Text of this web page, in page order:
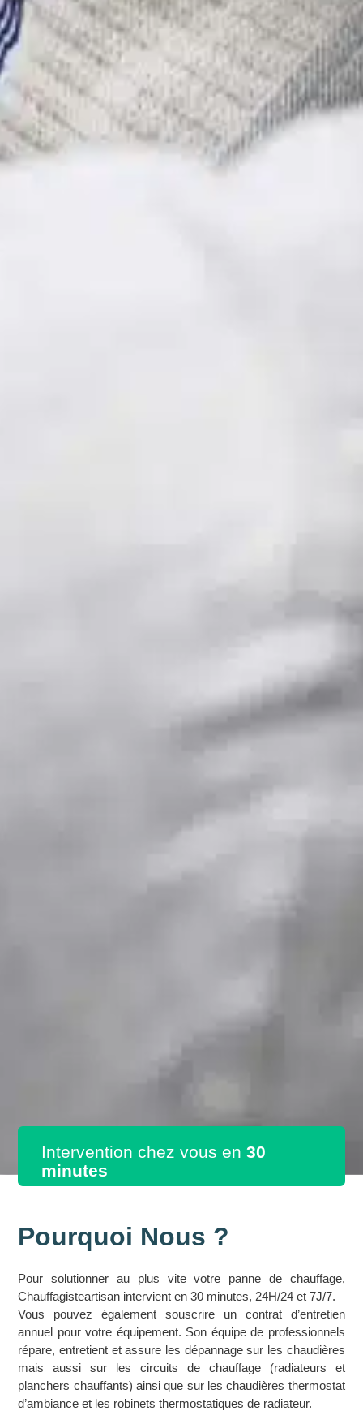
Intervention chez vous en 30
minutes
Pourquoi Nous ?
Pour solutionner au plus vite votre panne de chauffage,
Chauffagisteartisan intervient en 30 minutes, 24H/24 et 7J/7.
Vous pouvez également souscrire un contrat d’entretien
annuel pour votre équipement. Son équipe de professionnels
répare, entretient et assure les dépannage sur les chaudières
mais aussi sur les circuits de chauffage (radiateurs et
planchers chauffants) ainsi que sur les chaudières thermostat
d’ambiance et les robinets thermostatiques de radiateur.